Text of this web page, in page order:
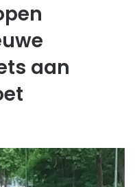
aan